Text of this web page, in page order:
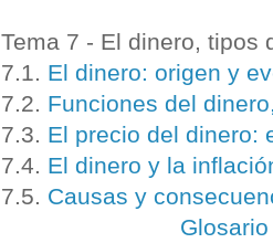
Tema 7 - El dinero, tipos
7.1. El dinero: origen y
7.2. Funciones del
7.3. El precio del dinero:
7.4. El dinero y la
7.5. Causas y
Glosario